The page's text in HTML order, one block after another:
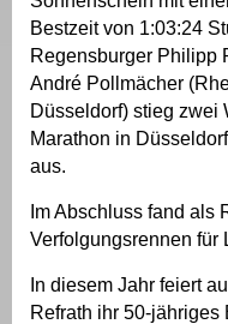
Bestzeit von 1:03:24
Regensburger Philipp
André Pollmächer
Düsseldorf) stieg zwei
Marathon in
aus.
Im Abschluss fand als
Verfolgungsrennen für
In diesem Jahr feiert
Refrath ihr 50-jähriges